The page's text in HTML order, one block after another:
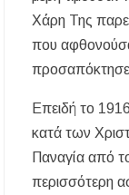
Χάρη Της
που
προσαπόκτησε
Επειδή το
κατά των
Παναγία από
περισσότερη